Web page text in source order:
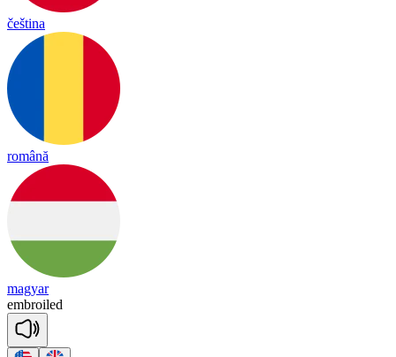
čeština
română
magyar
embroiled